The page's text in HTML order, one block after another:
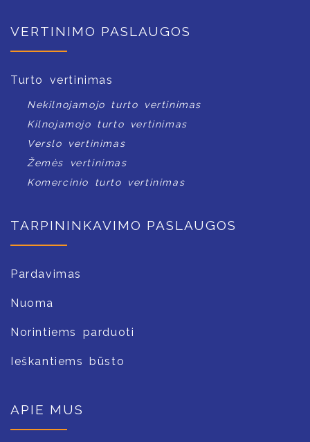
VERTINIMO PASLAUGOS
Turto vertinimas
Nekilnojamojo turto vertinimas
Kilnojamojo turto vertinimas
Verslo vertinimas
Žemės vertinimas
Komercinio turto vertinimas
TARPININKAVIMO PASLAUGOS
Pardavimas
Nuoma
Norintiems parduoti
Ieškantiems būsto
APIE MUS